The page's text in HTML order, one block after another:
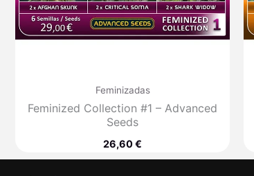
Feminizadas
Feminized Collection #1 – Advanced
Seeds
26,60€